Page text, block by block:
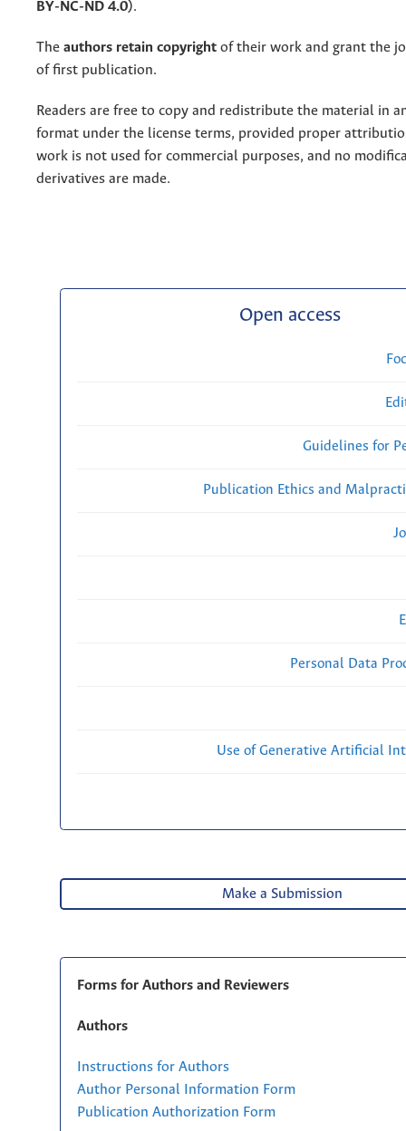
BY-NC-ND 4.0).
The authors retain copyright of their work and grant the
of first publication.
Readers are free to copy and redistribute the material in
format under the license terms, provided proper
work is not used for commercial purposes, and no
derivatives are made.
Open access
Guidelines for
Publication Ethics and
Personal Data
Use of Generative Artificial
Make a Submission
Forms for Authors and Reviewers
Authors
Instructions for Authors
Author Personal Information Form
Publication Authorization Form